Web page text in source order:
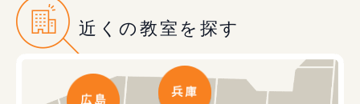
近くの教室を探す